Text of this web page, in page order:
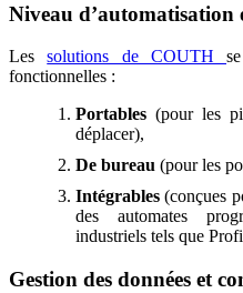
Niveau d’automatisation
Lessolutions de COUTH
fonctionnelles :
Portables (pour les
déplacer),
De bureau (pour les
Intégrables (conçues
des automates
industriels tels que
Gestion des données et